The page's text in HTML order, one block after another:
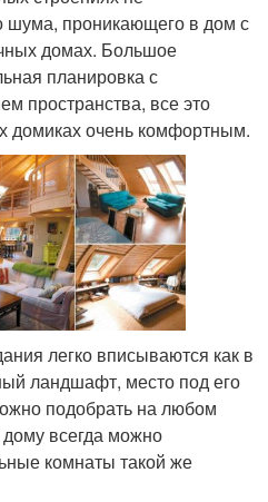
шума, проникающего в дом с
домах. Большое
планировка с
пространства, все это
домиках очень комфортным.
легко вписываются как в
ландшафт, место под его
подобрать на любом
всегда можно
комнаты такой же